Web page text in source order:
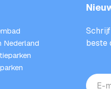
Nederland
beste
E-